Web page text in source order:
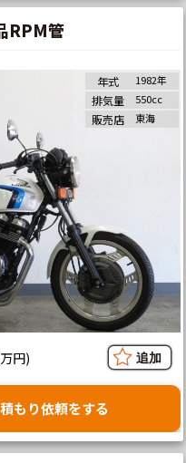
RPM管
年式 1982年
排気量 550cc
販売店 東海
円)
もり依頼をする